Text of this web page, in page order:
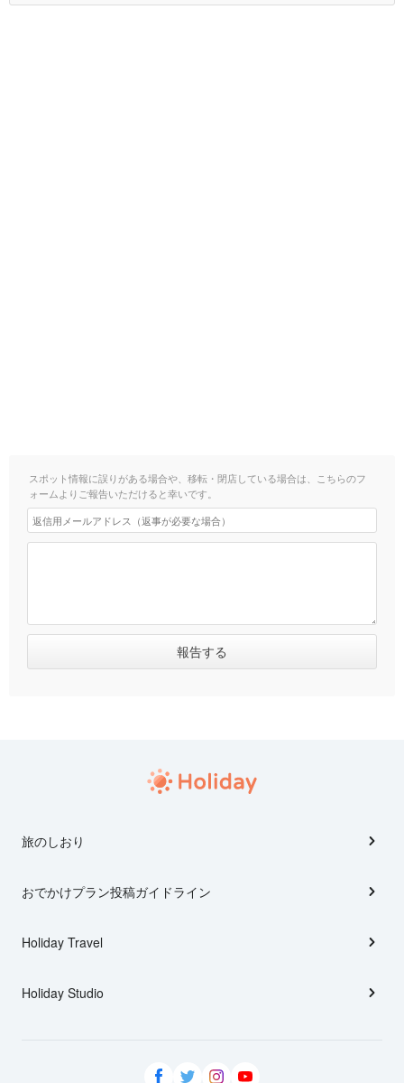
スポット情報に誤りがある場合や、移転・閉店している場合は、こちらのフ
ォームよりご報告いただけると幸いです。
旅のしおり
おでかけプラン投稿ガイドライン
Holiday Travel
Holiday Studio